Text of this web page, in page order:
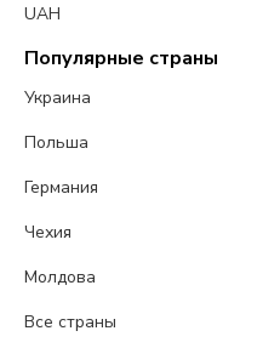
UAH
Популярные страны
Украина
Польша
Германия
Чехия
Молдова
Все страны